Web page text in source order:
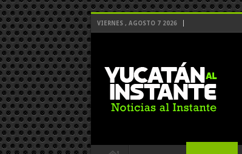
VIERNES , AGOSTO 7 2026